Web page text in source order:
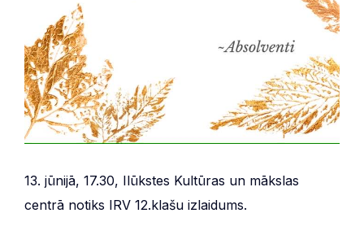
13. jūnijā, 17.30, Ilūkstes Kultūras un mākslas
centrā notiks IRV 12.klašu izlaidums.